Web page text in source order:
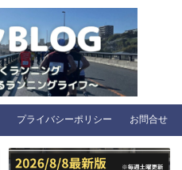
プライバシーポリシー お問合せ